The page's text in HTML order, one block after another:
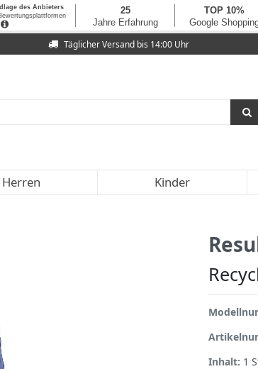
Täglicher Versand bis 14:00 Uhr
Herren Kinder
Inhalt: 1